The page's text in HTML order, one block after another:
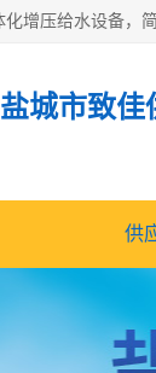
盐城市致佳
供